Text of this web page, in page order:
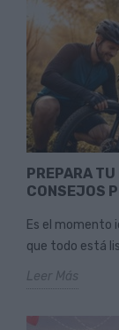
PREPARA
CONSEJOS
Es el momento
que todo está
Leer Más